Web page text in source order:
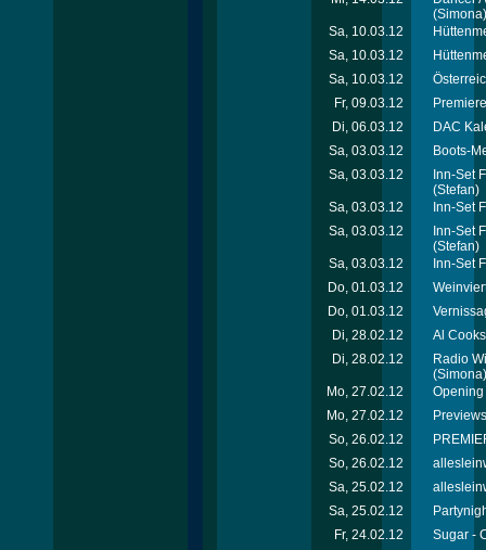
(Simona)
Sa, 10.03.12
Sa, 10.03.12
Sa, 10.03.12
Fr, 09.03.12
Di, 06.03.12
DAC
Sa, 03.03.12
Boots-
Sa, 03.03.12
Inn-Set
(Stefan)
Sa, 03.03.12
Inn-Set
Sa, 03.03.12
Inn-Set
(Stefan)
Sa, 03.03.12
Inn-Set
Do, 01.03.12
Do, 01.03.12
Di, 28.02.12
Al
Di, 28.02.12
Radio
(Simona)
Mo, 27.02.12
Mo, 27.02.12
So, 26.02.12
So, 26.02.12
Sa, 25.02.12
Sa, 25.02.12
Fr, 24.02.12
Sugar -